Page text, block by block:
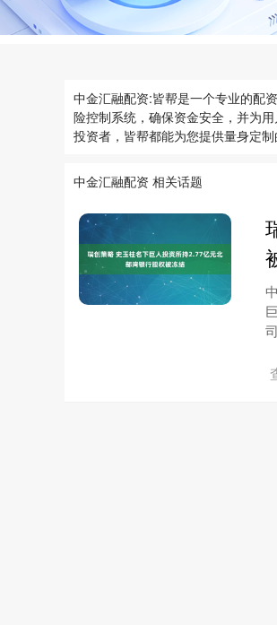
中金汇融配资:皆帮是一个专业的配
险控制系统，确保资金安全，并为
投资者，皆帮都能为您提供量身定
中金汇融配资 相关话题